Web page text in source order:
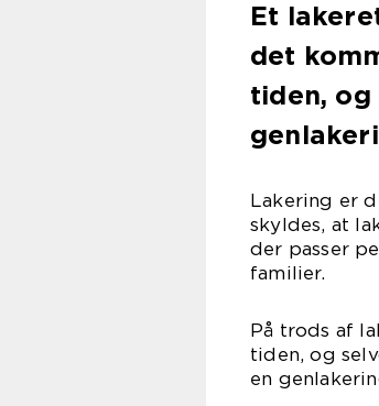
Et
det
tiden,
Lakering er
skyldes, at
der passer
På trods af
tiden, og
en